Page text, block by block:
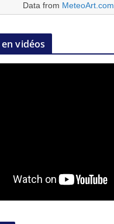
Data from MeteoArt.com
en vidéos